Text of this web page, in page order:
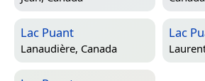
Lac Puant
Lanaudière, Canada
Lac